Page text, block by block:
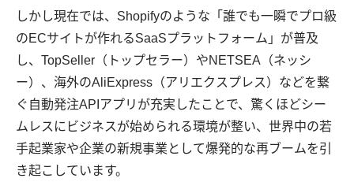
しかし現在では、Shopifyのような「誰でも一瞬でプロ級
のECサイトが作れるSaaSプラットフォーム」が普及
し、TopSeller（トップセラー）やNETSEA（ネッシ
ー）、海外のAliExpress（アリエクスプレス）などを繋
ぐ自動発注APIアプリが充実したことで、驚くほどシー
ムレスにビジネスが始められる環境が整い、世界中の若
手起業家や企業の新規事業として爆発的な再ブームを引
き起こしています。